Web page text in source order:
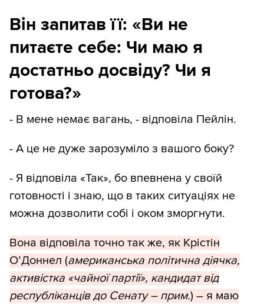
Він запитав її: «Ви не
питаєте себе: Чи маю я
достатньо досвіду? Чи я
готова?»
- В мене немає вагань, - відповіла Пейлін.
- А це не дуже зарозуміло з вашого боку?
- Я відповіла «Так», бо впевнена у своїй
готовності і знаю, що в таких ситуаціях не
можна дозволити собі і оком зморгнути.
Вона відповіла точно так же, як Крістін
О’Доннел (американська політична діячка,
активістка «чайної партії», кандидат від
республіканців до Сенату – прим.) – я маю